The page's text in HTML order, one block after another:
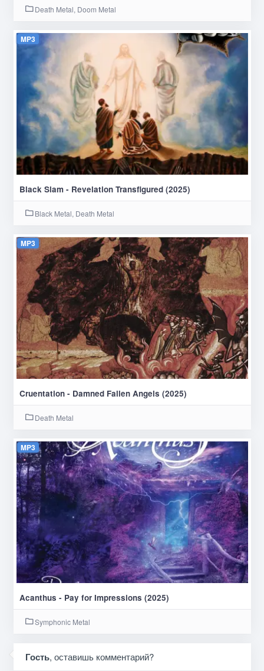
Death Metal, Doom Metal
MP3
Black Slam - Revelation Transfigured (2025)
Black Metal, Death Metal
MP3
Cruentation - Damned Fallen Angels (2025)
Death Metal
MP3
Acanthus - Pay for Impressions (2025)
Symphonic Metal
Гость, оставишь комментарий?